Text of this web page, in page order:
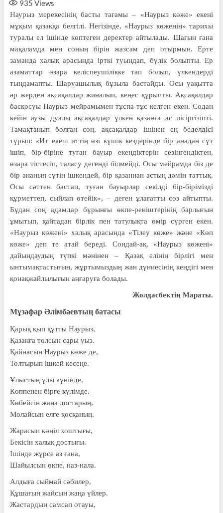
935 Views
Наурыз мерекесінің басты тағамы – «Наурыз көже» екені
мұқым қазаққа белгілі. Негізінде, «Наурыз көженің» тарихы
туралы ел ішінде көптеген деректер айтылады. Шағын ғана
мақаламда мен соның бірін жазсам деп отырмын. Ерте
заманда халық арасында ірткі туындап, бүлік болыпты. Ер
азаматтар өзара келіспеушілікке тап болып, үлкендерді
тыңдамапты. Шаруашылық бұзыла бастайды. Осы уақытта
әр жерден ақсақалдар жиналып, кеңес құрыпты. Ақсақалдар
басқосуы Наурыз мейрамымен тұспа-тұс келген екен. Содан
кейін аузы дуалы ақсақалдар үлкен қазанға ас пісіргізіпті.
Тамақтанып болған соң, ақсақалдар ішінен ең беделдісі
тұрып: «Ит екеш иттің өзі күшік кездерінде бір анадан сүт
ішіп, бір-біріне туған бауыр екендіктерін сезінгендіктен,
өзара тістесіп, таласу дегенді білмейді. Осы мейрамда біз де
бір ананың сүтін ішкендей, бір қазаннан астың дәмін таттық.
Осы сәттен бастап, туған бауырлар секілді бір-бірімізді
құрметтеп, сыйлап өтейік», – деген ұлағатты сөз айтыпты.
Бұдан соң адамдар бұрынғы өкпе-реніштерінің барлығын
ұмытып, қайтадан бірлік пен татулықта өмір сүрген екен.
«Наурыз көжені» халық арасында «Тілеу көже» және «Көп
көже» деп те атай береді. Сондай-ақ, «Наурыз көжені»
дайындаудың түпкі мәнінен – Қазақ елінің бірлігі мен
ынтымақтастығын, жұртымыздың жан дүниесінің кеңдігі мен
қонақжайлылығын аңғаруға болады.
Жолдасбектің Мараты.
Мұзафар Әлімбаевтың батасы
Қарық қып құтты Наурыз,
Қазанға толсын сары уыз.
Қайнасын Наурыз көже де,
Толтырып ішкей кесеңе.
Ұлыстың ұлы күнінде,
Көппенен бірге күлімде.
Көбейсін жаңа достарың,
Молайсын елге қосқаның.
Жарасып көңіл хоштығы,
Бекісін халық достығы.
Ішінде жүрсе аз ғана,
Шайылсын өкпе, наз-нала.
Алдыға сыймай сәбилер,
Құшағын жайсын жаңа үйлер.
Жастардың самсап отауы,